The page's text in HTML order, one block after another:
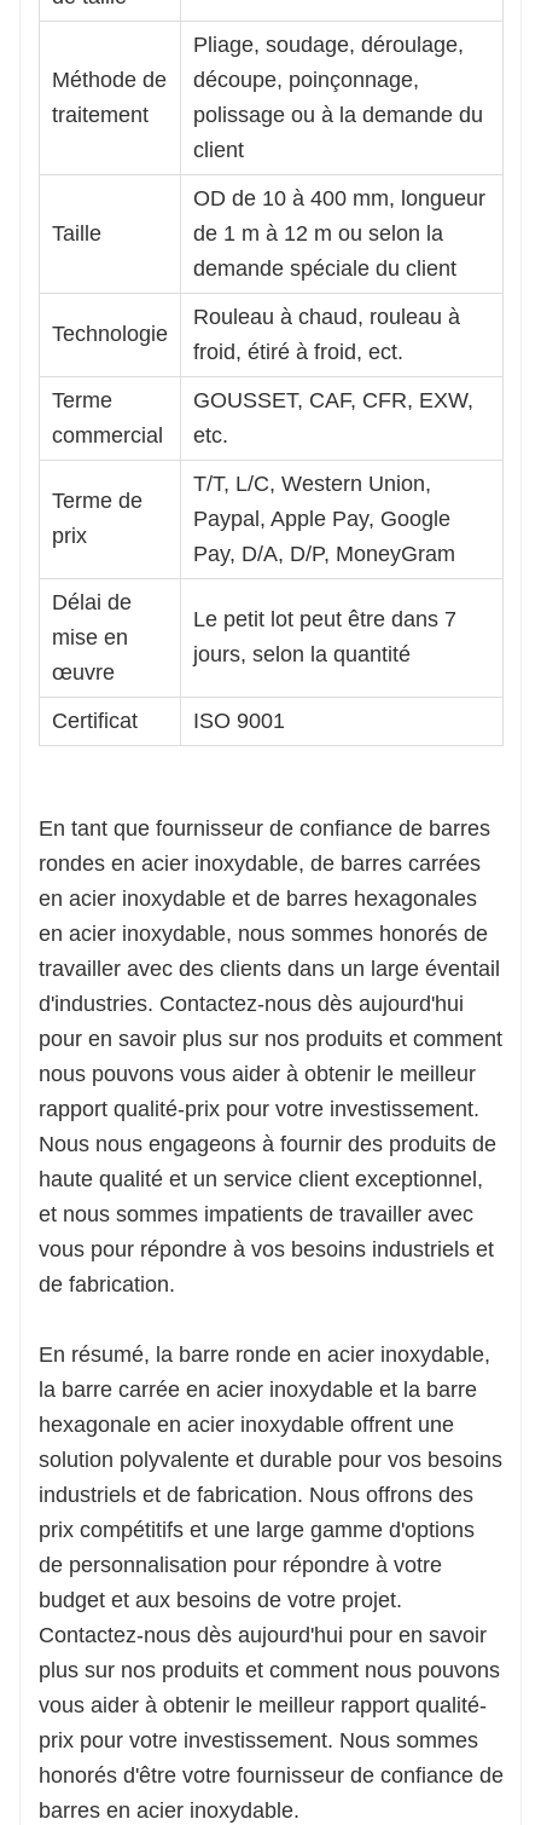
Méthode de
traitement
Pliage, soudage, déroulage,
découpe, poinçonnage,
polissage ou à la demande du
client
Taille
OD de 10 à 400 mm, longueur
de 1 m à 12 m ou selon la
demande spéciale du client
Technologie
Rouleau à chaud, rouleau à
froid, étiré à froid, ect.
Terme
commercial
GOUSSET, CAF, CFR, EXW,
etc.
Terme de
prix
T/T, L/C, Western Union,
Paypal, Apple Pay, Google
Pay, D/A, D/P, MoneyGram
Délai de
mise en
œuvre
Le petit lot peut être dans 7
jours, selon la quantité
Certificat ISO 9001
En tant que fournisseur de confiance de barres
rondes en acier inoxydable, de barres carrées
en acier inoxydable et de barres hexagonales
en acier inoxydable, nous sommes honorés de
travailler avec des clients dans un large éventail
d'industries. Contactez-nous dès aujourd'hui
pour en savoir plus sur nos produits et comment
nous pouvons vous aider à obtenir le meilleur
rapport qualité-prix pour votre investissement.
Nous nous engageons à fournir des produits de
haute qualité et un service client exceptionnel,
et nous sommes impatients de travailler avec
vous pour répondre à vos besoins industriels et
de fabrication.
En résumé, la barre ronde en acier inoxydable,
la barre carrée en acier inoxydable et la barre
hexagonale en acier inoxydable offrent une
solution polyvalente et durable pour vos besoins
industriels et de fabrication. Nous offrons des
prix compétitifs et une large gamme d'options
de personnalisation pour répondre à votre
budget et aux besoins de votre projet.
Contactez-nous dès aujourd'hui pour en savoir
plus sur nos produits et comment nous pouvons
vous aider à obtenir le meilleur rapport qualité-
prix pour votre investissement. Nous sommes
honorés d'être votre fournisseur de confiance de
barres en acier inoxydable.